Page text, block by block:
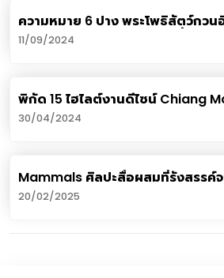
ความหมาย 6 ปาง พระโพธิสัตว์กว
วาดลายเส้นโดย อ.หวัง ฉางลี่
11/09/2024
พิกัด 15 ไฮไลต์งานดีไซน์ Chiang
2023 เทศกาลงานออกแบบเชียงใหม่
30/04/2024
Mammals ศิลปะสื่อผสมที่รังสรรค์
พงษ์ หนูนันท์
20/02/2025